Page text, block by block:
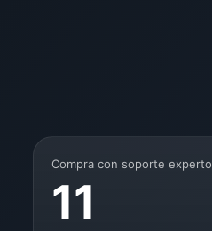
Compra con soporte experto
11